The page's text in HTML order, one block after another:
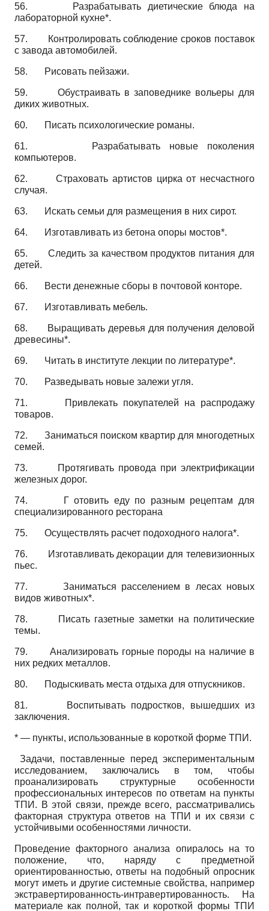
56.
Разрабатывать диетические блюда на
лабораторной кухне*.
57.
Контролировать соблюдение сроков поставок
с завода автомобилей.
58. Рисовать пейзажи.
59. Обустраивать в заповеднике вольеры для
диких животных.
60. Писать психологические романы.
61.
Разрабатывать новые поколения
компьютеров.
62.Страховать артистов цирка от несчастного
случая.
63. Искать семьи для размещения в них сирот.
64. Изготавливать из бетона опоры мостов*.
65. Следить за качеством продуктов питания для
детей.
66. Вести денежные сборы в почтовой конторе.
67. Изготавливать мебель.
68.
Выращивать деревья для получения деловой
древесины*.
69. Читать в институте лекции по литературе*.
70. Разведывать новые залежи угля.
71. Привлекать покупателей на распродажу
товаров.
72. Заниматься поиском квартир для многодетных
семей.
73.
Протягивать провода при электрификации
железных дорог.
74.
Г отовить еду по разным рецептам для
специализированного ресторана
75. Осуществлять расчет подоходного налога*.
76.
Изготавливать декорации для телевизионных
пьес.
77. Заниматься расселением в лесах новых
видов животных*.
78.
Писать газетные заметки на политические
темы.
79.Анализировать горные породы на наличие в
них редких металлов.
80. Подыскивать места отдыха для отпускников.
81.
Воспитывать подростков, вышедших из
заключения.
* — пункты, использованные в короткой форме ТПИ.
Задачи, поставленные перед экспериментальным
исследованием, заключались в том, чтобы
проанализировать структурные особенности
профессиональных интересов по ответам на пункты
ТПИ. В этой связи, прежде всего, рассматривались
факторная структура ответов на ТПИ и их связи с
устойчивыми особенностями личности.
Проведение факторного анализа опиралось на то
положение, что, наряду с предметной
ориентированностью, ответы на подобный опросник
могут иметь и другие системные свойства, например
экстравертированность-интравертированность. На
материале как полной, так и короткой формы ТПИ